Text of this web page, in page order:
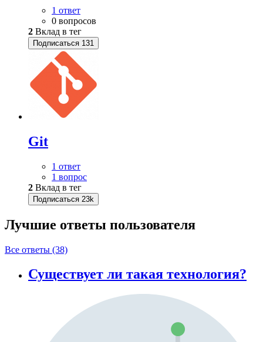
1 ответ
0 вопросов
2 Вклад в тег
Подписаться 131
Git
1 ответ
1 вопрос
2 Вклад в тег
Подписаться 23k
Лучшие ответы пользователя
Все ответы (38)
Существует ли такая технология?